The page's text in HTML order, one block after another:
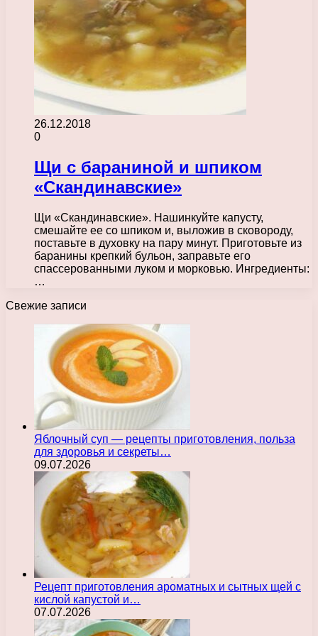
26.12.2018
0
Щи с бараниной и шпиком
«Скандинавские»
Щи «Скандинавские». Нашинкуйте капусту,
смешайте ее со шпиком и, выложив в сковороду,
поставьте в духовку на пару минут. Приготовьте из
баранины крепкий бульон, заправьте его
спассерованными луком и морковью. Ингредиенты:
…
Свежие записи
Яблочный суп — рецепты приготовления, польза
для здоровья и секреты…
09.07.2026
Рецепт приготовления ароматных и сытных щей с
кислой капустой и…
07.07.2026